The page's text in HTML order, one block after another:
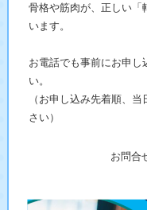
骨格や筋肉が、正しい「
います。
お電話でも事前にお申し
い。
（お申し込み先着順、
さい）
お問合